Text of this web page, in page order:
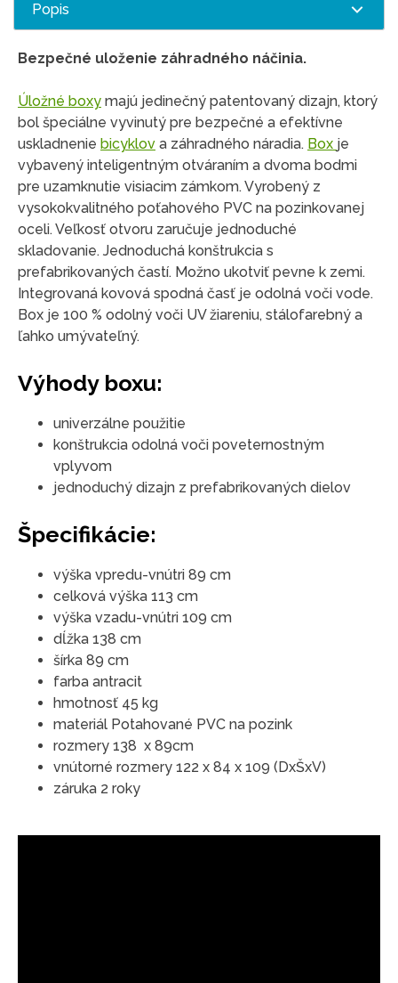
Popis
Bezpečné uloženie záhradného náčinia.
Úložné boxy majú jedinečný patentovaný dizajn, ktorý
bol špeciálne vyvinutý pre bezpečné a efektívne
uskladnenie bicyklov a záhradného náradia. Box je
vybavený inteligentným otváraním a dvoma bodmi
pre uzamknutie visiacim zámkom. Vyrobený z
vysokokvalitného poťahového PVC na pozinkovanej
oceli. Veľkosť otvoru zaručuje jednoduché
skladovanie. Jednoduchá konštrukcia s
prefabrikovaných častí. Možno ukotviť pevne k zemi.
Integrovaná kovová spodná časť je odolná voči vode.
Box je 100 % odolný voči UV žiareniu, stálofarebný a
ľahko umývateľný.
Výhody boxu:
univerzálne použitie
konštrukcia odolná voči poveternostným
vplyvom
jednoduchý dizajn z prefabrikovaných dielov
Špecifikácie:
výška vpredu-vnútri 89 cm
celková výška 113 cm
výška vzadu-vnútri 109 cm
dĺžka 138 cm
šírka 89 cm
farba antracit
hmotnosť 45 kg
materiál Potahované PVC na pozink
rozmery 138 x 89cm
vnútorné rozmery 122 x 84 x 109 (DxŠxV)
záruka 2 roky